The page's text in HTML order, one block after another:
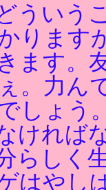
ういう
ります
ます。
。力ん
しょう
ければ
らしく
はやし